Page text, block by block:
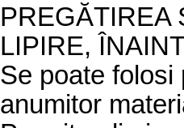
PREGĂTIREA
LIPIRE,
Se poate folosi
anumitor